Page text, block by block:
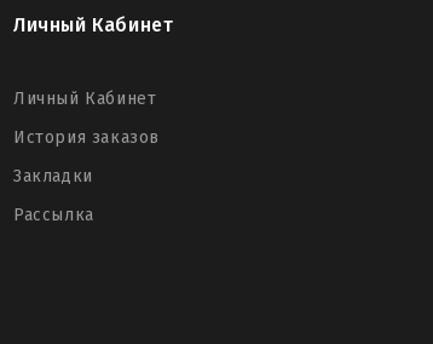
Личный Кабинет
Личный Кабинет
История заказов
Закладки
Рассылка